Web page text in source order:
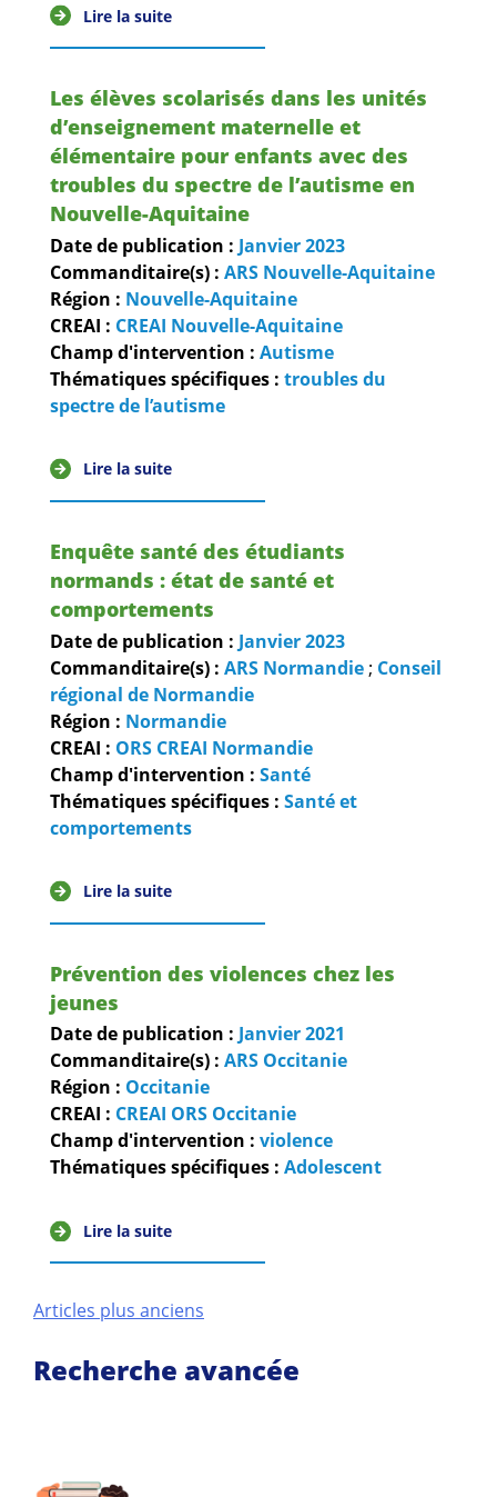
Lire la suite
Les élèves scolarisés dans les unités
d’enseignement maternelle et
élémentaire pour enfants avec des
troubles du spectre de l’autisme en
Nouvelle-Aquitaine
Date de publication : Janvier2023
Commanditaire(s) : ARS Nouvelle-Aquitaine
Région : Nouvelle-Aquitaine
CREAI : CREAI Nouvelle-Aquitaine
Champ d'intervention : Autisme
Thématiques spécifiques : troubles du
spectre de l’autisme
Lire la suite
Enquête santé des étudiants
normands : état de santé et
comportements
Date de publication : Janvier2023
Commanditaire(s) : ARS Normandie ; Conseil
régional de Normandie
Région : Normandie
CREAI : ORS CREAI Normandie
Champ d'intervention : Santé
Thématiques spécifiques : Santé et
comportements
Lire la suite
Prévention des violences chez les
jeunes
Date de publication : Janvier2021
Commanditaire(s) : ARS Occitanie
Région : Occitanie
CREAI : CREAI ORS Occitanie
Champ d'intervention : violence
Thématiques spécifiques : Adolescent
Lire la suite
Navigation
des
Articles plus anciens
Recherche avancée